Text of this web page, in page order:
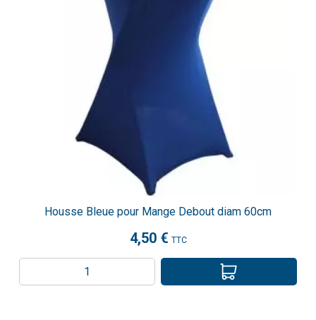
Housse Bleue pour Mange Debout diam 60cm
4,50 € TTC